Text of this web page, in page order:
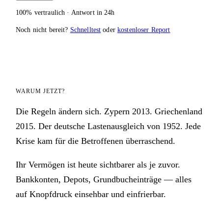
100% vertraulich · Antwort in 24h
Noch nicht bereit? Schnelltest oder kostenloser Report
WARUM JETZT?
Die Regeln ändern sich. Zypern 2013. Griechenland
2015. Der deutsche Lastenausgleich von 1952. Jede
Krise kam für die Betroffenen überraschend.
Ihr Vermögen ist heute sichtbarer als je zuvor.
Bankkonten, Depots, Grundbucheinträge — alles
auf Knopfdruck einsehbar und einfrierbar.